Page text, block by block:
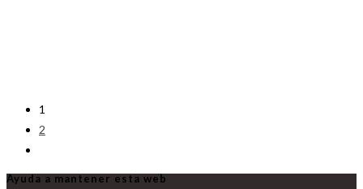
1
2
Ayuda a mantener esta web